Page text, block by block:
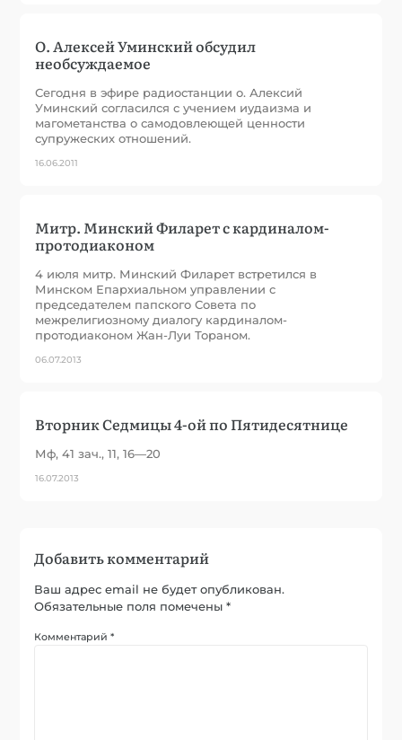
О. Алексей Уминский обсудил
необсуждаемое
Сегодня в эфире радиостанции о. Алексий
Уминский согласился с учением иудаизма и
магометанства о самодовлеющей ценности
супружеских отношений.
16.06.2011
Митр. Минский Филарет с кардиналом-
протодиаконом
4 июля митр. Минский Филарет встретился в
Минском Епархиальном управлении с
председателем папского Совета по
межрелигиозному диалогу кардиналом-
протодиаконом Жан-Луи Тораном.
06.07.2013
Вторник Седмицы 4-ой по Пятидесятнице
Мф, 41 зач., 11, 16—20
16.07.2013
Добавить комментарий
Ваш адрес email не будет опубликован.
Обязательные поля помечены*
Комментарий*